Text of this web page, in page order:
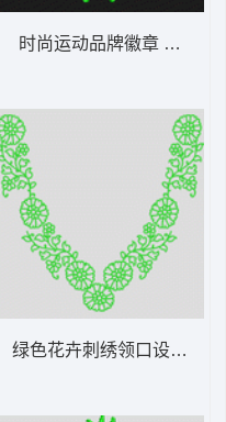
字母
波浪袖
时尚运动品牌徽章 麦穗字
绿色花卉刺绣领口设计 包